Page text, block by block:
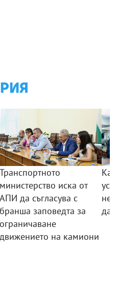
Транспортното
министерство иска от
АПИ да съгласува с
бранша заповедта за
ограничаване
движението на камиони
да